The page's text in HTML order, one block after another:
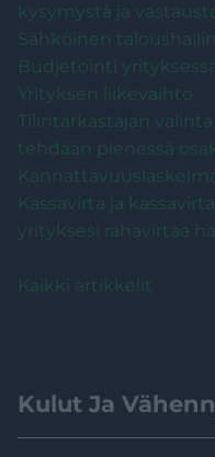
kysymystä ja
Sähköinen
Budjetointi
Yrityksen liikevaihto
Tilintarkastajan
tehdään pienessä
Kassavirta ja
yrityksesi rahavirtaa
Kaikki artikkelit
Kulut Ja